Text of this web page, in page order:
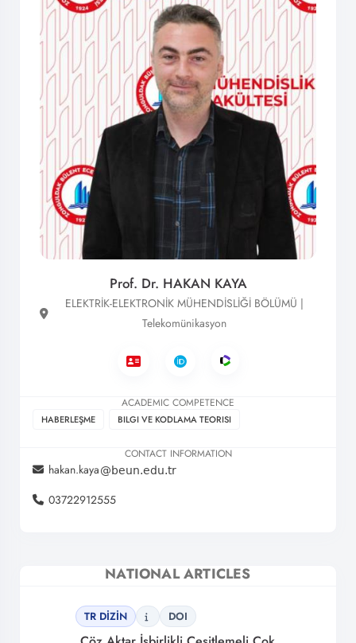
Prof. Dr. HAKAN KAYA
ELEKTRİK-ELEKTRONİK MÜHENDİSLİĞİ BÖLÜMÜ |
Telekomünikasyon
ACADEMIC COMPETENCE
HABERLEŞME BILGI VE KODLAMA TEORISI
CONTACT INFORMATION
hakan.kaya
03722912555
NATIONAL ARTICLES
TR DİZİN DOI